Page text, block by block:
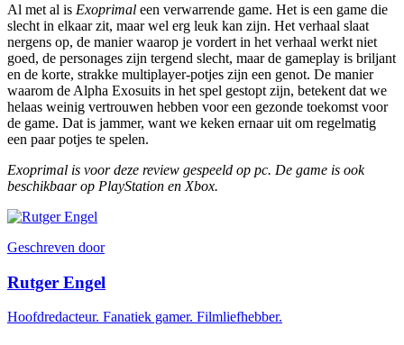
Al met al is Exoprimal een verwarrende game. Het is een game die
slecht in elkaar zit, maar wel erg leuk kan zijn. Het verhaal slaat
nergens op, de manier waarop je vordert in het verhaal werkt niet
goed, de personages zijn tergend slecht, maar de gameplay is briljant
en de korte, strakke multiplayer-potjes zijn een genot. De manier
waarom de Alpha Exosuits in het spel gestopt zijn, betekent dat we
helaas weinig vertrouwen hebben voor een gezonde toekomst voor
de game. Dat is jammer, want we keken ernaar uit om regelmatig
een paar potjes te spelen.
Exoprimal is voor deze review gespeeld op pc. De game is ook
beschikbaar op PlayStation en Xbox.
Geschreven door
Rutger Engel
Hoofdredacteur. Fanatiek gamer. Filmliefhebber.